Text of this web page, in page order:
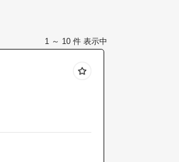
1 ～ 10 件 表示中